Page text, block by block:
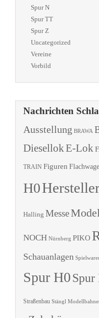
Spur N
Spur TT
Spur Z
Uncategorized
Vereine
Vorbild
Nachrichten
Ausstellung BRAWA
DiesellokE-Lok
TRAIN Figuren
H0
Halling Messe
NOCH Nürnberg PIKO
Schauanlagen
Spur H0Spur
Straßenbau Stängl